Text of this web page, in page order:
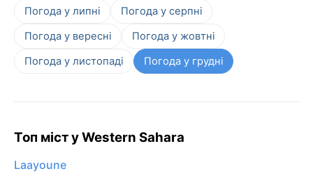
Погода у липні
Погода у серпні
Погода у вересні
Погода у жовтні
Погода у листопаді
Погода у грудні
Топ міст у Western Sahara
Laayoune